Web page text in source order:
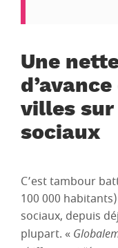
Une
villes sur
sociaux
C’est tambour
100 000
sociaux, depuis
plupart. «